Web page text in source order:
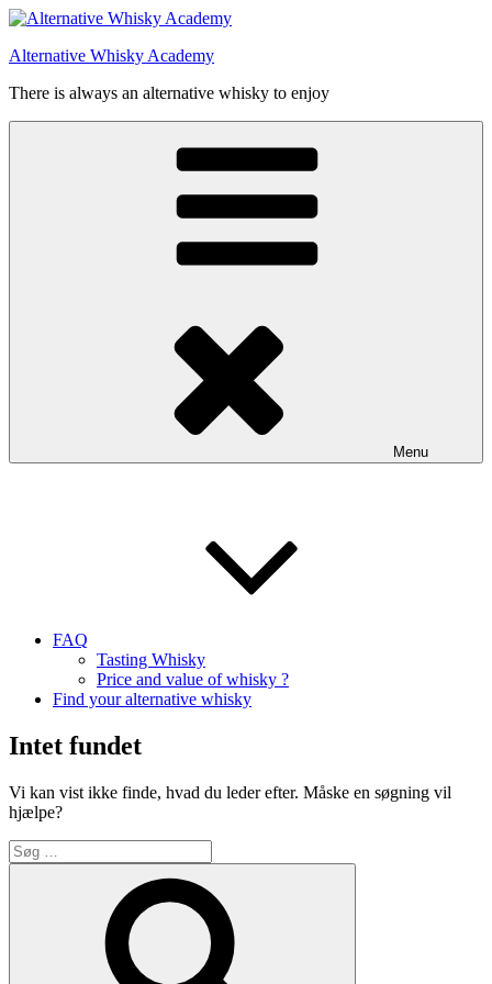
Videre
indhold
Alternative Whisky Academy
There is always an alternative whisky to enjoy
Menu
FAQ
Tasting Whisky
Price and value of whisky ?
Find your alternative whisky
Intet fundet
Vi kan vist ikke finde, hvad du leder efter. Måske en søgning vil
hjælpe?
Søg
efter: